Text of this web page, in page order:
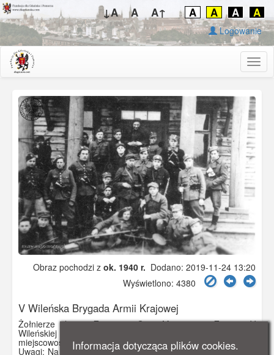
↓A A A↑ A A A A
Logowanie
Obraz pochodzi z ok. 1940 r. Dodano: 2019-11-24 13:20
Wyświetlono: 4380
V Wileńska Brygada Armii Krajowej
Żołnierze plutonu Zygmunta Grunt-Mejera ps. „Zyga” z V
Wileńskiej Brygady AK, przez budynkiem w nieznanej
miejscowości.
Uwagi: Na odwrocie odręczny dopisek. Zdjęcie umieszczono
Informacja dotycząca plików cookies.